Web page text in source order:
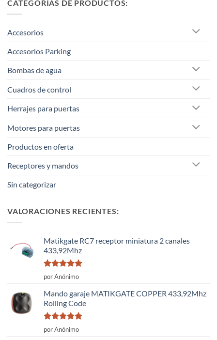
CATEGORÍAS DE PRODUCTOS:
Accesorios
Accesorios Parking
Bombas de agua
Cuadros de control
Herrajes para puertas
Motores para puertas
Productos en oferta
Receptores y mandos
Sin categorizar
VALORACIONES RECIENTES:
Matikgate RC7 receptor miniatura 2 canales
433,92Mhz
Valorado
con
por Anónimo
Mando garaje MATIKGATE COPPER 433,92Mhz
Rolling Code
Valorado
con
por Anónimo